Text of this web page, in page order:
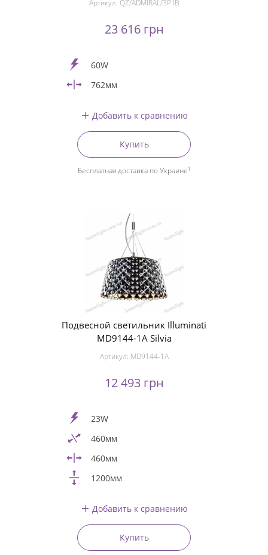
Артикул: QZ/ADMIRAL/3P IB
23 616 грн
60W
762мм
Добавить к сравнению
Купить
Бесплатная доставка по Украине1
Подвесной светильник Illuminati
MD9144-1A Silvia
Артикул: MD9144-1A
12 493 грн
23W
460мм
460мм
1200мм
Добавить к сравнению
Купить